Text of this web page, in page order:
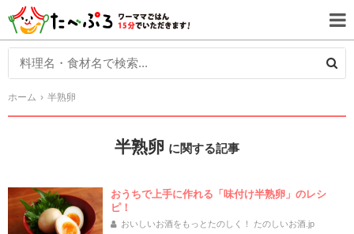
ホーム 半熟卵
半熟卵 に関する記事
おうちで上手に作れる「味付け半熟卵」のレシ
ピ！
おいしいお酒をもっとたのしく！ たのしいお酒.jp